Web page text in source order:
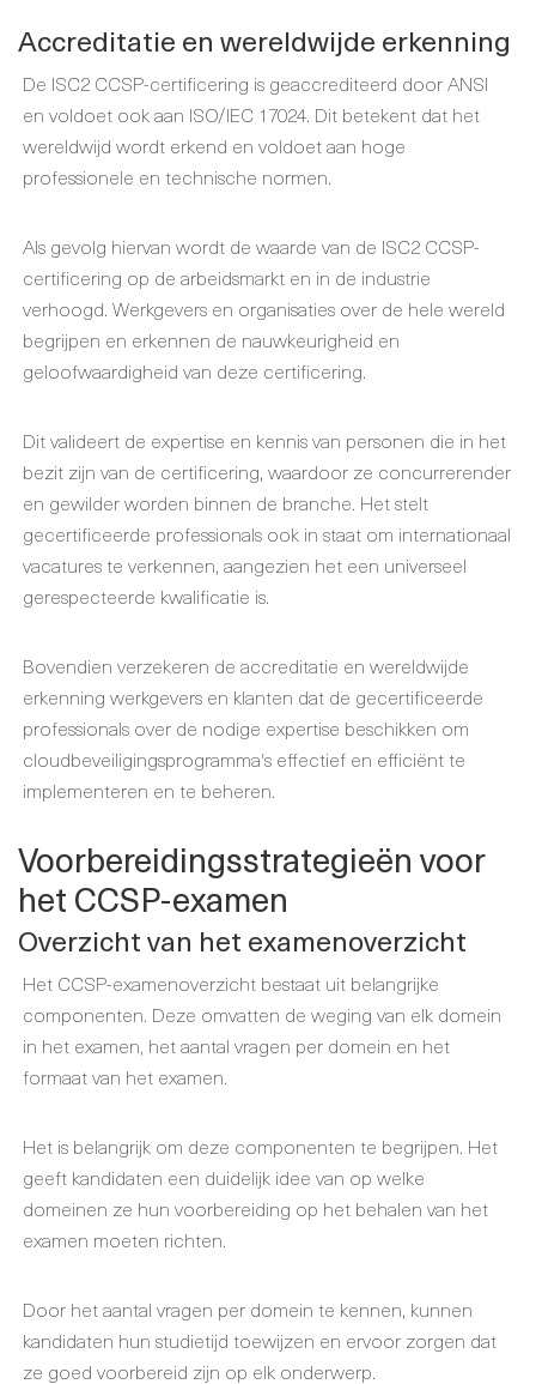
Accreditatie en wereldwijde erkenning
De ISC2 CCSP-certificering is geaccrediteerd door ANSI
en voldoet ook aan ISO/IEC 17024. Dit betekent dat het
wereldwijd wordt erkend en voldoet aan hoge
professionele en technische normen.
Als gevolg hiervan wordt de waarde van de ISC2 CCSP-
certificering op de arbeidsmarkt en in de industrie
verhoogd. Werkgevers en organisaties over de hele wereld
begrijpen en erkennen de nauwkeurigheid en
geloofwaardigheid van deze certificering.
Dit valideert de expertise en kennis van personen die in het
bezit zijn van de certificering, waardoor ze concurrerender
en gewilder worden binnen de branche. Het stelt
gecertificeerde professionals ook in staat om internationaal
vacatures te verkennen, aangezien het een universeel
gerespecteerde kwalificatie is.
Bovendien verzekeren de accreditatie en wereldwijde
erkenning werkgevers en klanten dat de gecertificeerde
professionals over de nodige expertise beschikken om
cloudbeveiligingsprogramma's effectief en efficiënt te
implementeren en te beheren.
Voorbereidingsstrategieën voor
het CCSP-examen
Overzicht van het examenoverzicht
Het CCSP-examenoverzicht bestaat uit belangrijke
componenten. Deze omvatten de weging van elk domein
in het examen, het aantal vragen per domein en het
formaat van het examen.
Het is belangrijk om deze componenten te begrijpen. Het
geeft kandidaten een duidelijk idee van op welke
domeinen ze hun voorbereiding op het behalen van het
examen moeten richten.
Door het aantal vragen per domein te kennen, kunnen
kandidaten hun studietijd toewijzen en ervoor zorgen dat
ze goed voorbereid zijn op elk onderwerp.